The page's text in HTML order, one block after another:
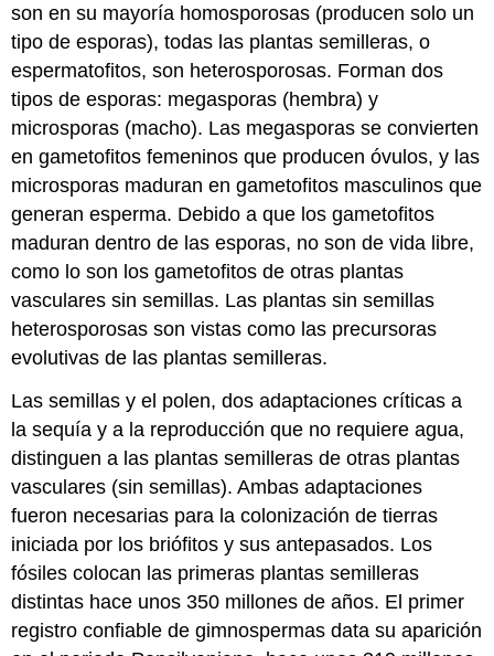
son en su mayoría homosporosas (producen solo un
tipo de esporas), todas las plantas semilleras, o
espermatofitos, son heterosporosas. Forman dos
tipos de esporas: megasporas (hembra) y
microsporas (macho). Las megasporas se convierten
en gametofitos femeninos que producen óvulos, y las
microsporas maduran en gametofitos masculinos que
generan esperma. Debido a que los gametofitos
maduran dentro de las esporas, no son de vida libre,
como lo son los gametofitos de otras plantas
vasculares sin semillas. Las plantas sin semillas
heterosporosas son vistas como las precursoras
evolutivas de las plantas semilleras.
Las semillas y el polen, dos adaptaciones críticas a
la sequía y a la reproducción que no requiere agua,
distinguen a las plantas semilleras de otras plantas
vasculares (sin semillas). Ambas adaptaciones
fueron necesarias para la colonización de tierras
iniciada por los briófitos y sus antepasados. Los
fósiles colocan las primeras plantas semilleras
distintas hace unos 350 millones de años. El primer
registro confiable de gimnospermas data su aparición